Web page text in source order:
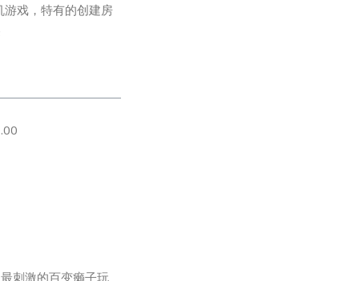
戏，特有的创建房
刺激的百变癞子玩